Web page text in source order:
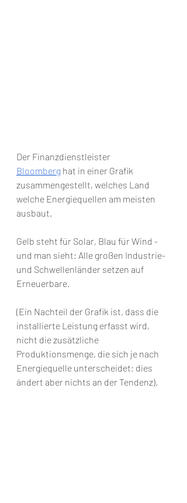
Der Finanzdienstleister
Bloomberg hat in einer Grafik
zusammengestellt, welches Land
welche Energiequellen am meisten
ausbaut.
Gelb steht für Solar, Blau für Wind -
und man sieht: Alle großen Industrie-
und Schwellenländer setzen auf
Erneuerbare.
(Ein Nachteil der Grafik ist, dass die
installierte Leistung erfasst wird,
nicht die zusätzliche
Produktionsmenge, die sich je nach
Energiequelle unterscheidet; dies
ändert aber nichts an der Tendenz).